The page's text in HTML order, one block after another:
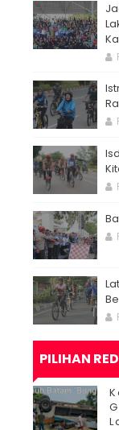
PILIHAN